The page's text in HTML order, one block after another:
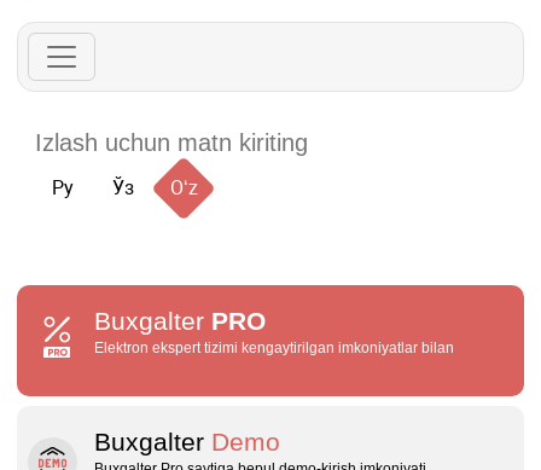
Ру Ўз Oʻz
Buxgalter PRO
Elektron ekspert tizimi kengaytirilgan imkoniyatlar bilan
Buxgalter Demo